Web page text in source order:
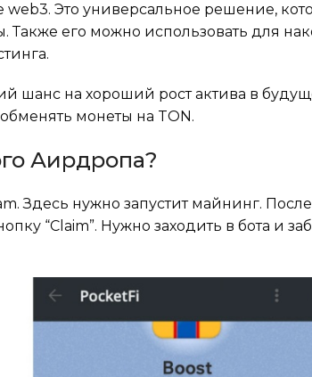
web3. Это универсальное решение,
Также его можно использовать для
шанс на хороший рост актива в
монеты на TON.
Аирдропа?
Здесь нужно запустит майнинг. После
“Claim”. Нужно заходить в бота и